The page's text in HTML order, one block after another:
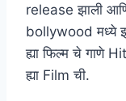
release झाली
bollywood मध्ये
ह्या फिल्म चे गाणे
ह्या Film ची.